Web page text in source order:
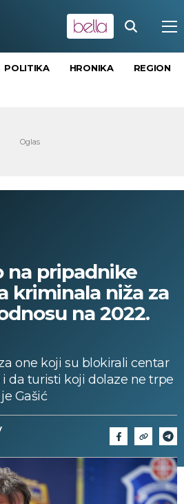
POLITIKA HRONIKA REGION
na pripadnike
kriminala niža za
na 2022.
one koji su blokirali centar
i da turisti koji dolaze ne trpe
Gašić